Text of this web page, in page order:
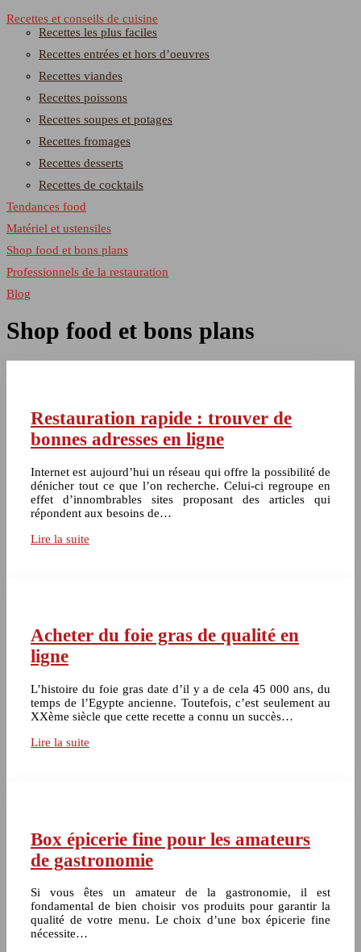
Recettes et conseils de cuisine
Recettes les plus faciles
Recettes entrées et hors d’oeuvres
Recettes viandes
Recettes poissons
Recettes soupes et potages
Recettes fromages
Recettes desserts
Recettes de cocktails
Tendances food
Matériel et ustensiles
Shop food et bons plans
Professionnels de la restauration
Blog
Shop food et bons plans
Restauration rapide : trouver de
bonnes adresses en ligne
Internet est aujourd’hui un réseau qui offre la possibilité de
dénicher tout ce que l’on recherche. Celui-ci regroupe en
effet d’innombrables sites proposant des articles qui
répondent aux besoins de…
Lire la suite
Acheter du foie gras de qualité en
ligne
L’histoire du foie gras date d’il y a de cela 45 000 ans, du
temps de l’Egypte ancienne. Toutefois, c’est seulement au
XXème siècle que cette recette a connu un succès…
Lire la suite
Box épicerie fine pour les amateurs
de gastronomie
Si vous êtes un amateur de la gastronomie, il est
fondamental de bien choisir vos produits pour garantir la
qualité de votre menu. Le choix d’une box épicerie fine
nécessite…